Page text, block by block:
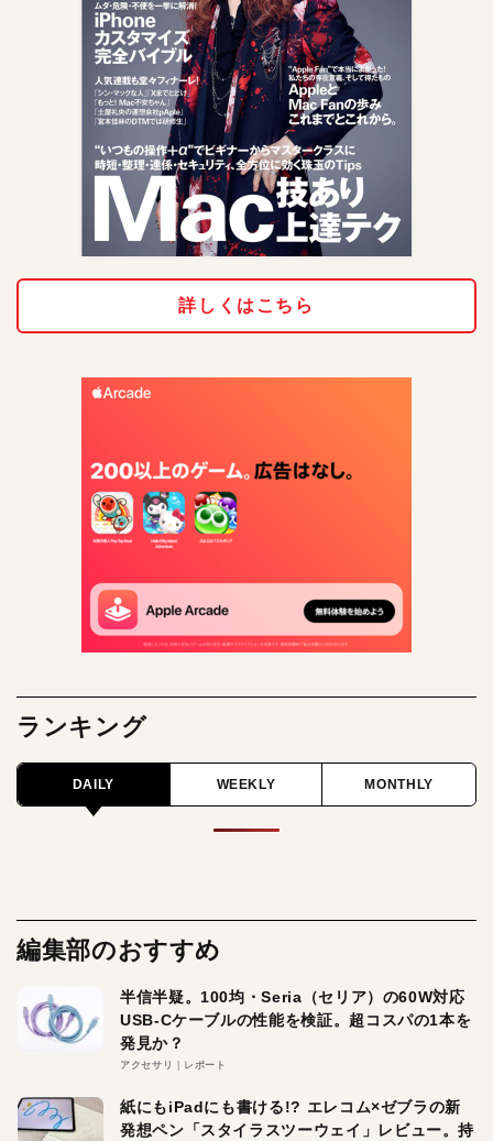
詳しくはこちら
ランキング
DAILY WEEKLY MONTHLY
編集部のおすすめ
半信半疑。100均・Seria（セリア）の60W対応
USB-Cケーブルの性能を検証。超コスパの1本を
発見か？
アクセサリ レポート
紙にもiPadにも書ける!? エレコム×ゼブラの新
発想ペン「スタイラスツーウェイ」レビュー。持